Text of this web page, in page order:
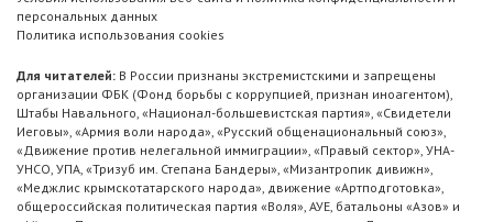
персональных данных
Политика использования cookies
Для читателей: В России признаны экстремистскими и запрещены
организации ФБК (Фонд борьбы с коррупцией, признан иноагентом),
Штабы Навального, «Национал-большевистская партия», «Свидетели
Иеговы», «Армия воли народа», «Русский общенациональный союз»,
«Движение против нелегальной иммиграции», «Правый сектор», УНА-
УНСО, УПА, «Тризуб им. Степана Бандеры», «Мизантропик дивижн»,
«Меджлис крымскотатарского народа», движение «Артподготовка»,
общероссийская политическая партия «Воля», АУЕ, батальоны «Азов» и